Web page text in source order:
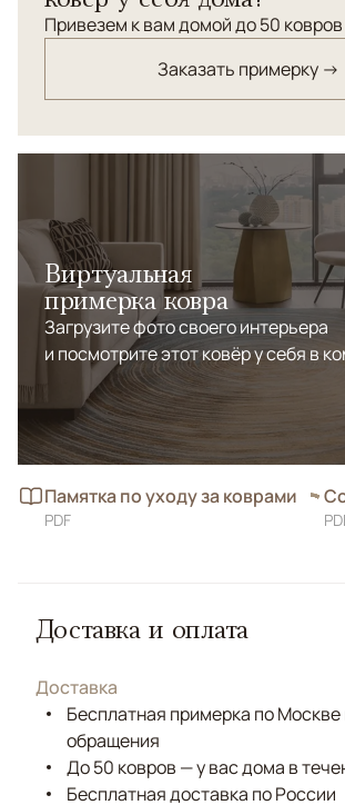
Привезем к вам домой до 50
Заказать примерку →
Виртуальная
примерка ковра
Загрузите фото своего интерьера
и посмотрите этот ковёр у себя в
Памятка по уходу за коврами
PDF
Доставка и оплата
Доставка
Бесплатная примерка по Москве
обращения
До 50 ковров — у вас дома в
Бесплатная доставка по России